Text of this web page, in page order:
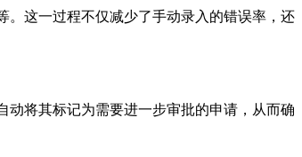
。这一过程不仅减少了手动录入的错误率，还
将其标记为需要进一步审批的申请，从而确